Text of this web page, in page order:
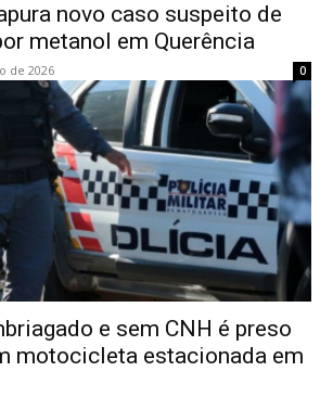
novo caso suspeito de
metanol em Querência
de 2026 0
e sem CNH é preso
motocicleta estacionada em